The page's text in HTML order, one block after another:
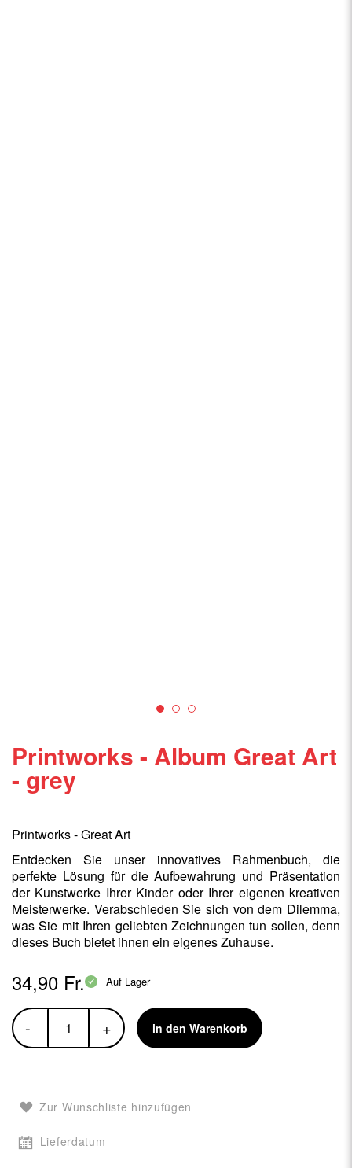
Printworks - Album Great Art
- grey
Printworks - Great Art
Entdecken Sie unser innovatives Rahmenbuch, die
perfekte Lösung für die Aufbewahrung und Präsentation
der Kunstwerke Ihrer Kinder oder Ihrer eigenen kreativen
Meisterwerke. Verabschieden Sie sich von dem Dilemma,
was Sie mit Ihren geliebten Zeichnungen tun sollen, denn
dieses Buch bietet ihnen ein eigenes Zuhause.
34,90 Fr. Auf Lager
- + in den Warenkorb
Zur Wunschliste hinzufügen
Lieferdatum